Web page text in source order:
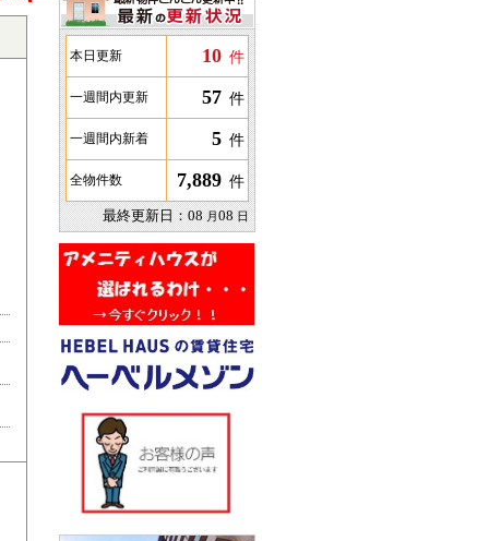
本日更新 10 件
一週間内更新 57 件
一週間内新着 5 件
全物件数 7,889 件
最終更新日：08 月08 日